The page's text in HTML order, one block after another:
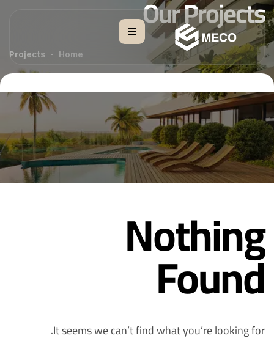
Our Projects
Home
Projects
Nothing
Found
It seems we can’t find what you’re looking for.